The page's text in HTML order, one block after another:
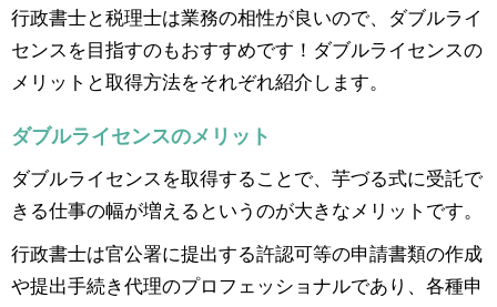
行政書士と税理士は業務の相性が良いので、ダブルライ
センスを目指すのもおすすめです！ダブルライセンスの
メリットと取得方法をそれぞれ紹介します。
ダブルライセンスのメリット
ダブルライセンスを取得することで、芋づる式に受託で
きる仕事の幅が増えるというのが大きなメリットです。
行政書士は官公署に提出する許認可等の申請書類の作成
や提出手続き代理のプロフェッショナルであり、各種申